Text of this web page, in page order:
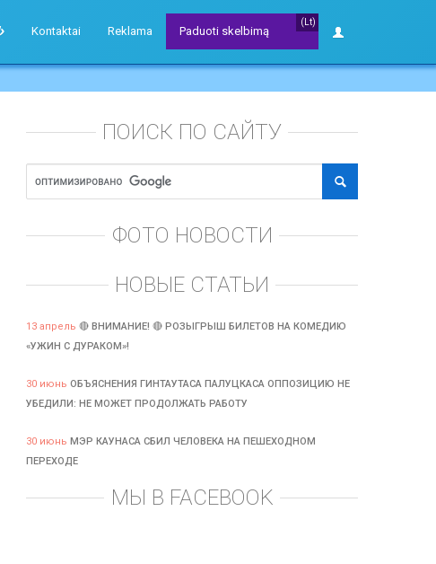
Kontaktai Reklama
(Lt)
Paduoti skelbimą
ПОИСК ПО САЙТУ
ФОТО НОВОСТИ
НОВЫЕ СТАТЬИ
13 апрель 🔴 ВНИМАНИЕ! 🔴 РОЗЫГРЫШ БИЛЕТОВ НА КОМЕДИЮ
«УЖИН С ДУРАКОМ»!
30 июнь ОБЪЯСНЕНИЯ ГИНТАУТАСА ПАЛУЦКАСА ОППОЗИЦИЮ НЕ
УБЕДИЛИ: НЕ МОЖЕТ ПРОДОЛЖАТЬ РАБОТУ
30 июнь МЭР КАУНАСА СБИЛ ЧЕЛОВЕКА НА ПЕШЕХОДНОМ
ПЕРЕХОДЕ
МЫ В FACEBOOK